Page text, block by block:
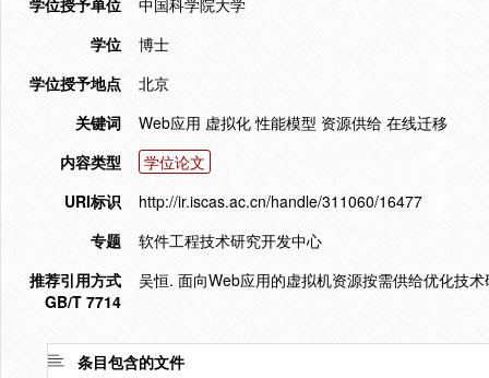
学位授予单位
中国科学院大学
学位
博士
学位授予地点
北京
关键词
Web应用 虚拟化 性能模型 资源供给 在线迁移
内容类型
学位论文
URI标识
http://ir.iscas.ac.cn/handle/311060/16477
专题
软件工程技术研究开发中心
推荐引用方式
GB/T 7714
吴恒. 面向Web应用的虚拟机资源按需供给优化技
条目包含的文件